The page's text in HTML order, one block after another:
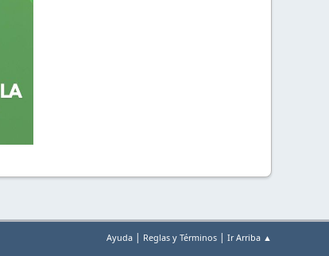
Ayuda | Reglas y Términos | Ir Arriba ▲